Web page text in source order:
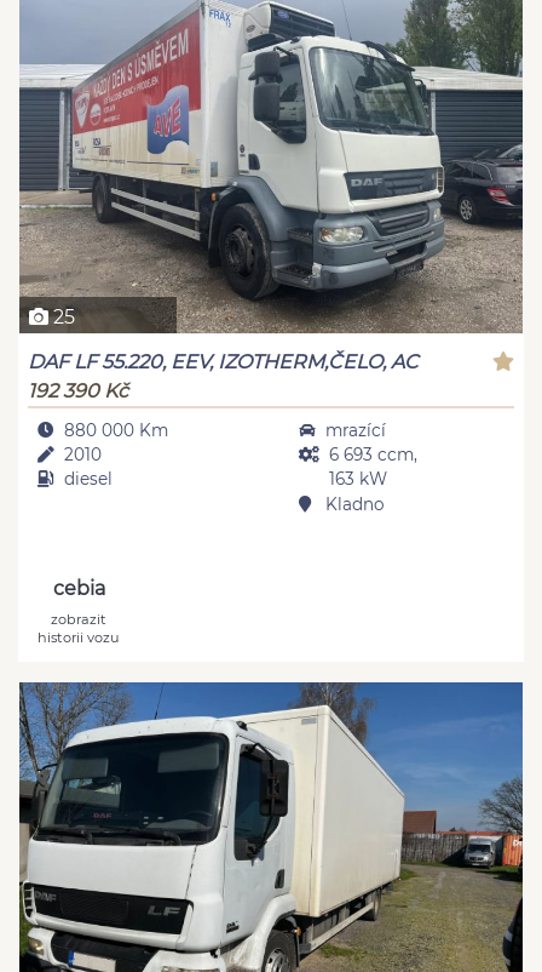
25
DAF LF 55.220, EEV, IZOTHERM,ČELO, AC
192 390 Kč
880 000 Km
2010
diesel
mrazící
6 693 ccm,
163 kW
Kladno
cebia
zobrazit
historii vozu